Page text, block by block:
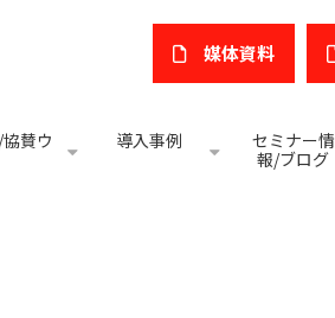
媒体資料
賛ウ
導入事例
セミナー情
報/ブログ